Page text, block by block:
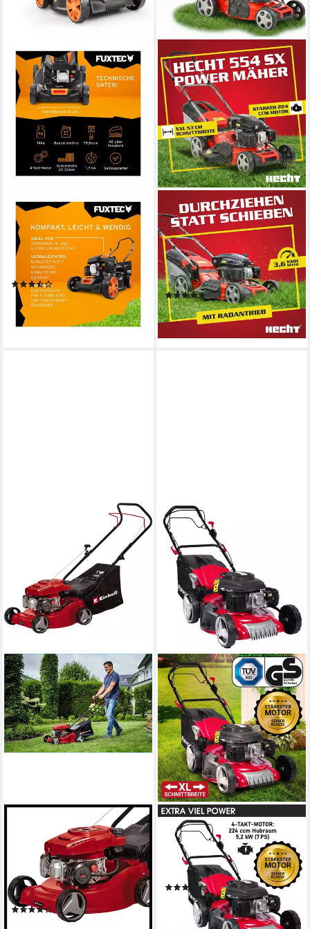
FUXTEC
Benzinrasenmäher FX-
RM4180
40,6 cm Schnittbreite
Größe Auffangbehälter
(72)
139,00 €
12,70 €mtl. in 12 Raten
lieferbar - in 2-3 Werktagen bei dir
HECHT
Benzinrasenmäher 554 SX
mit Radantrieb 5in1
53 cm Schnittbreite
2,5 - 7,5 cm Schnitthöhe
75 l Größe Auffangbehälter
(3)
379,99 €
18,87 €mtl. in 24 Raten
lieferbar - in 2-3 Werktagen bei dir
Benzinrasenmäher GC-PM
Schnittbreite
2,5 - 6 cm Schnitthöhe
45 l Größe Auffangbehälter
(34)
UVP205,95 €
BRAST
Benzinrasenmäher 7PS RED
LINE mit Antrieb
51 cm Schnittbreite
(21)
269,99 €
mtl. in 24 Raten
lieferbar - in 2-3 Werktagen bei dir